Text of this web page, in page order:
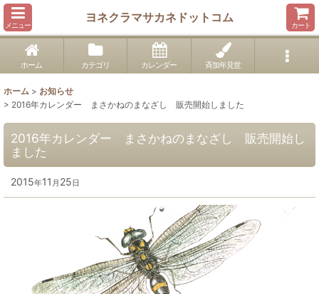
メニュー
ヨネクラマサカネドットコム
カート
ホーム カテゴリ カレンダー 斉加年見世
ホーム > お知らせ
> 2016年カレンダー まさかねのまなざし 販売開始しました
2016年カレンダー まさかねのまなざし 販売開始し
ました
2015年11 月 25日